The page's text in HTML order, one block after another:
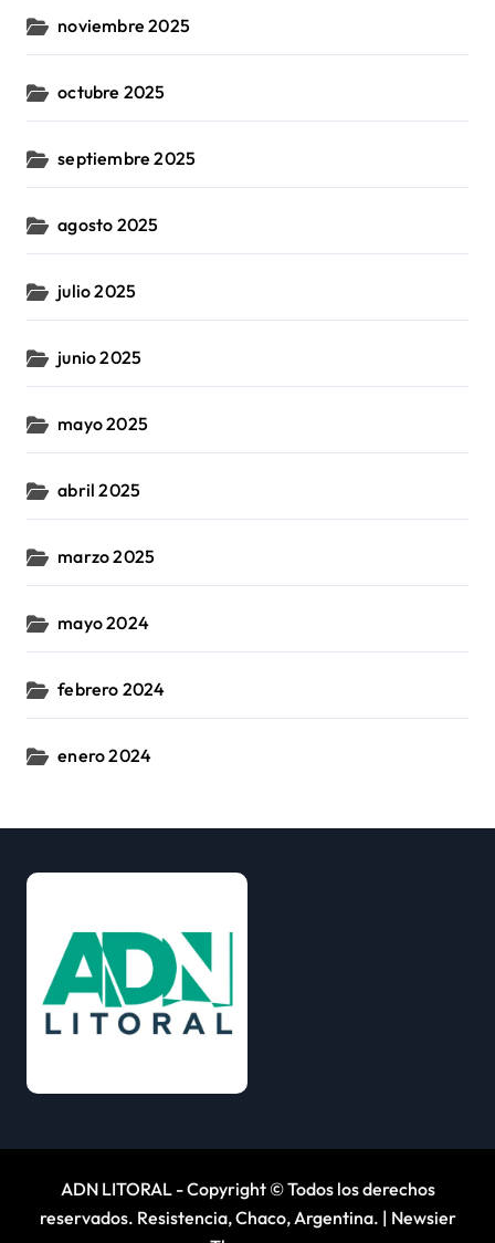
noviembre 2025
octubre 2025
septiembre 2025
agosto 2025
julio 2025
junio 2025
mayo 2025
abril 2025
marzo 2025
mayo 2024
febrero 2024
enero 2024
ADN LITORAL - Copyright © Todos los derechos
reservados. Resistencia, Chaco, Argentina. | Newsier